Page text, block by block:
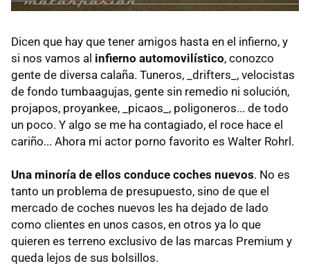
Dicen que hay que tener amigos hasta en el infierno, y
si nos vamos al infierno automovilístico, conozco
gente de diversa calaña. Tuneros, _drifters_, velocistas
de fondo tumbaagujas, gente sin remedio ni solución,
projapos, proyankee, _picaos_, poligoneros... de todo
un poco. Y algo se me ha contagiado, el roce hace el
cariño... Ahora mi actor porno favorito es Walter Rohrl.
Una minoría de ellos conduce coches nuevos. No es
tanto un problema de presupuesto, sino de que el
mercado de coches nuevos les ha dejado de lado
como clientes en unos casos, en otros ya lo que
quieren es terreno exclusivo de las marcas Premium y
queda lejos de sus bolsillos.